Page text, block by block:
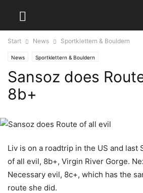
Start News Sportklettern & Bouldern
News Sportklettern & Bouldern
Sansoz does
8b+
Liv is on a roadtrip in the US and last
of all evil, 8b+, Virgin River Gorge.
Necessary evil, 8c+, which has the
route she did.